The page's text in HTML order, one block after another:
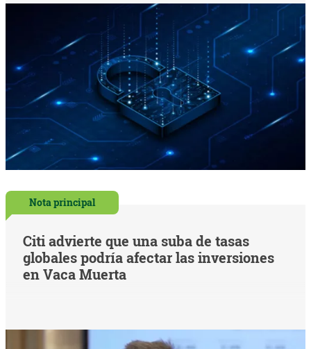
Nota principal
Citi advierte que una suba de tasas
globales podría afectar las inversiones
en Vaca Muerta